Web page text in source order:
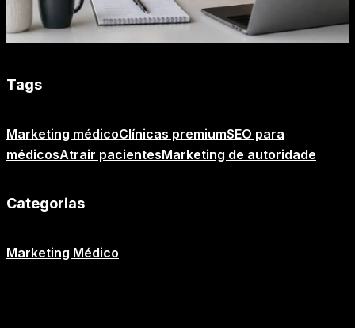
Tags
Marketing médicoClínicas premiumSEO para
médicosAtrair pacientesMarketing de autoridade
Categorias
Marketing Médico